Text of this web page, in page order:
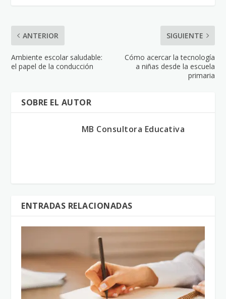
ANTERIOR
Ambiente escolar saludable:
el papel de la conducción
SIGUIENTE
Cómo acercar la tecnología
a niñas desde la escuela
primaria
SOBRE EL AUTOR
MB Consultora Educativa
ENTRADAS RELACIONADAS